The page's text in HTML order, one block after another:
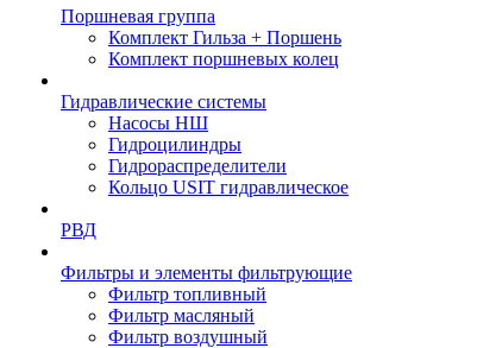
Поршневая группа
Комплект Гильза + Поршень
Комплект поршневых колец
Гидравлические системы
Насосы НШ
Гидроцилиндры
Гидрораспределители
Кольцо USIT гидравлическое
РВД
Фильтры и элементы фильтрующие
Фильтр топливный
Фильтр масляный
Фильтр воздушный